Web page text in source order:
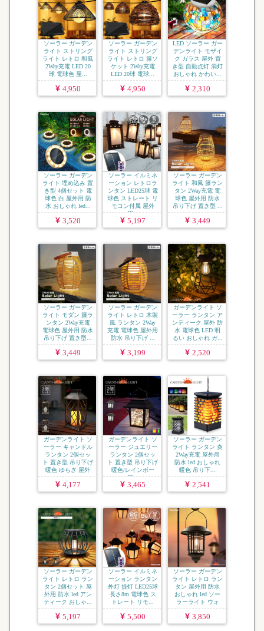
ソーラー ガーデン
ライト ストリング
ライト レトロ 和風
2Way充電 LED 20
球 電球色 屋...
4,950
ソーラー ガーデン
ライト ストリング
ライト レトロ 籐ソ
ケット 2Way充電
LED 20球 電球...
4,950
LED ソーラー ガー
デンライト モザイ
ク ガラス 屋外 置
き型 自動点灯 消灯
おしゃれ かわい...
2,310
ソーラー ガーデン
ライト 埋め込み 置
き型 4個セット 電
球色 白 屋外用 防
水 おしゃれ led...
3,520
ソーラー イルミネ
ーション レトロラ
ンタン LED25球 電
球色 ストレート リ
モコン付属 屋外
用...
5,197
ソーラー ガーデン
ライト 和風 籐ラン
タン 2Way充電 電
球色 屋外用 防水
吊り下げ 置き型 ...
3,449
ソーラー ガーデン
ライト モダン 籐ラ
ンタン 2Way充電
電球色 屋外用 防水
吊り下げ 置き型...
3,449
ソーラー ガーデン
ライト レトロ 木製
風 ランタン 2Way
充電 電球色 屋外用
防水 吊り下げ ...
3,199
ガーデンライト ソ
ーラー ランタン ア
ンティーク 屋外 防
水 電球色 LED 明
るい おしゃれ ガ...
2,520
ガーデンライト ソ
ーラー キャンドル
ランタン 2個セッ
ト 置き型 吊り下げ
暖色 ゆらぎ 屋外
...
4,177
ガーデンライト ソ
ーラー ジュエリー
ランタン 2個セッ
ト 置き型 吊り下げ
暖色/レインボー
屋...
3,465
ソーラー ガーデン
ライト ランタン 炎
2Way充電 屋外用
防水 led おしゃれ
暖色 吊り下...
2,541
ソーラー ガーデン
ライト レトロ ラン
タン 2個セット 屋
外用 防水 led アン
ティーク おしゃ...
5,197
ソーラー イルミネ
ーション ランタン
外灯 提灯 LED25球
長さ8m 電球色 ス
トレート リモ...
5,500
ソーラー ガーデン
ライト レトロ ラン
タン 屋外用 防水
おしゃれ led ソー
ラーライト ウォ
ー...
3,850